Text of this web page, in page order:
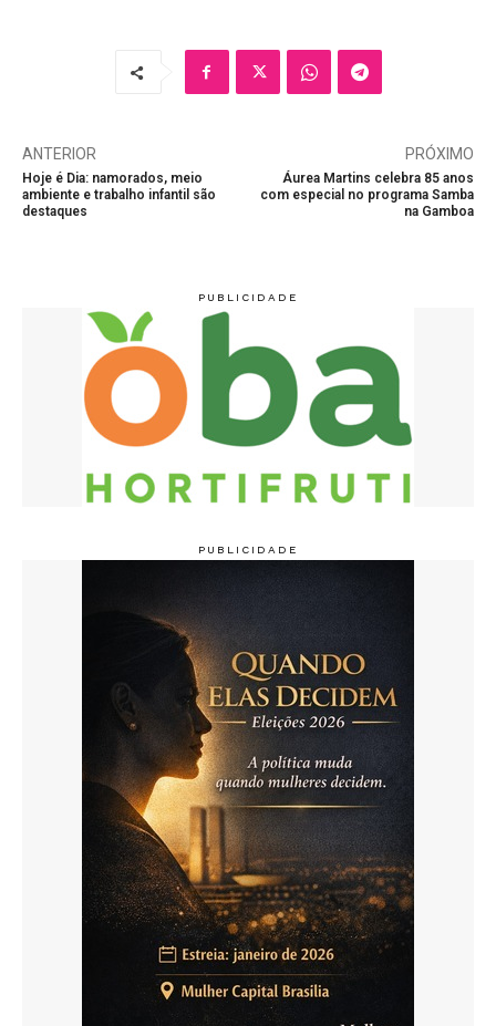
ANTERIOR
Hoje é Dia: namorados, meio
ambiente e trabalho infantil são
destaques
PRÓXIMO
Áurea Martins celebra 85 anos
com especial no programa Samba
na Gamboa